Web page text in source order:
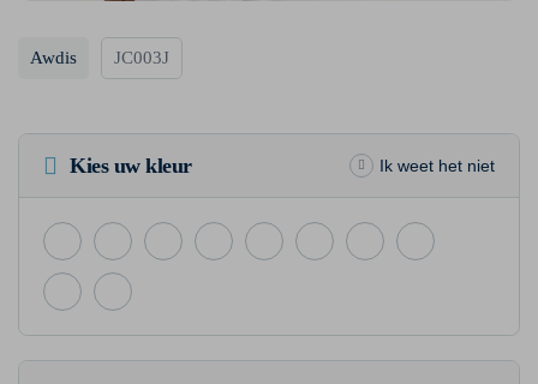
Awdis JC003J
Kies uw kleur Ik weet het niet